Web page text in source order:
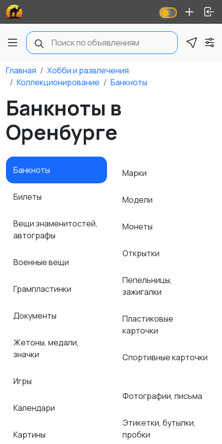
Главная
Хобби и развлечения
Коллекционирование
Банкноты
Банкноты в
Оренбурге
Банкноты
Билеты
Вещи знаменитостей,
автографы
Военные вещи
Грампластинки
Документы
Жетоны, медали,
значки
Игры
Календари
Картины
Марки
Модели
Монеты
Открытки
Пепельницы,
зажигалки
Пластиковые
карточки
Спортивные карточки
Фотографии, письма
Этикетки, бутылки,
пробки